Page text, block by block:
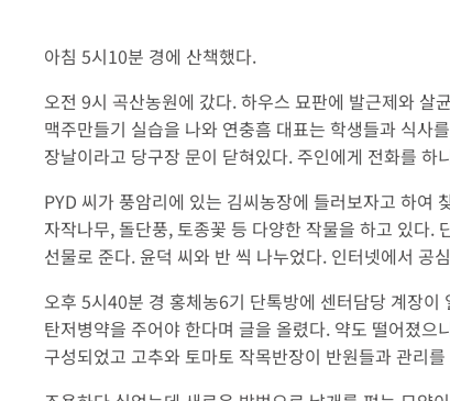
아침 5시10분 경에 산책했다.
오전 9시 곡산농원에 갔다. 하우스 묘판에 발근제와 살
맥주만들기 실습을 나와 연충흠 대표는 학생들과 식사
장날이라고 당구장 문이 닫혀있다. 주인에게 전화를
PYD 씨가 풍암리에 있는 김씨농장에 들러보자고 하여
자작나무, 돌단풍, 토종꽃 등 다양한 작물을 하고 있다.
선물로 준다. 윤덕 씨와 반 씩 나누었다. 인터넷에서 공
오후 5시40분 경 홍체농6기 단톡방에 센터담당 계장
탄저병약을 주어야 한다며 글을 올렸다. 약도 떨어졌
구성되었고 고추와 토마토 작목반장이 반원들과 관리